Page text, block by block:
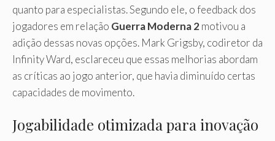
quanto para especialistas. Segundo ele, o feedback dos
jogadores em relação Guerra Moderna 2motivou a
adição dessas novas opções. Mark Grigsby, codiretor da
Infinity Ward, esclareceu que essas melhorias abordam
as críticas ao jogo anterior, que havia diminuído certas
capacidades de movimento.
Jogabilidade otimizada para inovação